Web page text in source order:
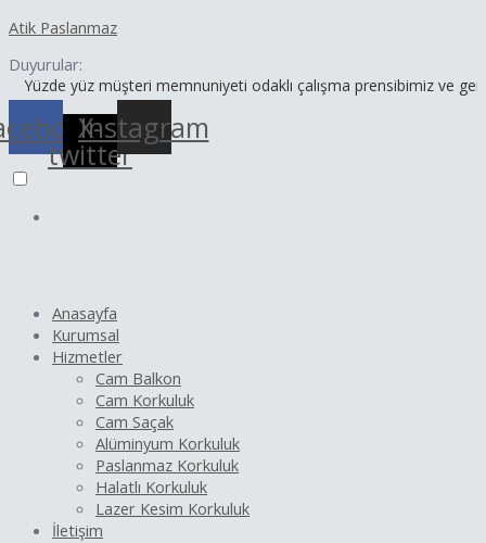
atla
Atik Paslanmaz
Duyurular:
yüz müşteri memnuniyeti odaklı çalışma prensibimiz ve geniş ürün
X-
twitter
Instagram
Anasayfa
Kurumsal
Hizmetler
Cam Balkon
Cam Korkuluk
Cam Saçak
Alüminyum Korkuluk
Paslanmaz Korkuluk
Halatlı Korkuluk
Lazer Kesim Korkuluk
İletişim
dolaşımı